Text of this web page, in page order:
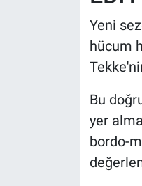
Yeni
hücum
Bu
yer
bordo-